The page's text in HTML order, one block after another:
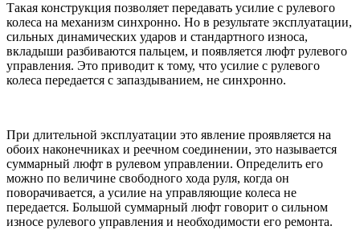
Такая конструкция позволяет передавать усилие с рулевого
колеса на механизм синхронно. Но в результате эксплуатации,
сильных динамических ударов и стандартного износа,
вкладыши разбиваются пальцем, и появляется люфт рулевого
управления. Это приводит к тому, что усилие с рулевого
колеса передается с запаздыванием, не синхронно.
При длительной эксплуатации это явление проявляется на
обоих наконечниках и реечном соединении, это называется
суммарный люфт в рулевом управлении. Определить его
можно по величине свободного хода руля, когда он
поворачивается, а усилие на управляющие колеса не
передается. Большой суммарный люфт говорит о сильном
износе рулевого управления и необходимости его ремонта.